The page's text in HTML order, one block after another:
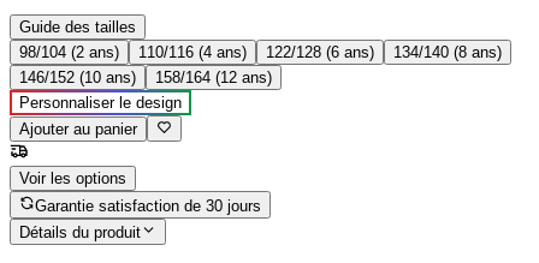
Guide des tailles
98/104 (2 ans)
110/116 (4 ans) 122/128 (6 ans)
134/140 (8 ans)
146/152 (10 ans)
158/164 (12 ans)
Personnaliser le design
Ajouter au panier
Voir les options
Garantie satisfaction de 30 jours
Détails du produit